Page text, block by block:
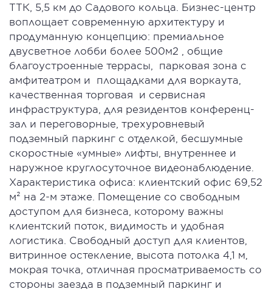
ТТК, 5,5 км до Садового кольца. Бизнес-центр
воплощает современную архитектуру и
продуманную концепцию: премиальное
двусветное лобби более 500м2 , общие
благоустроенные террасы, парковая зона с
амфитеатром и площадками для воркаута,
качественная торговая и сервисная
инфраструктура, для резидентов конференц-
зал и переговорные, трехуровневый
подземный паркинг с отделкой, бесшумные
скоростные «умные» лифты, внутреннее и
наружное круглосуточное видеонаблюдение.
Характеристика офиса: клиентский офис 69,52
м² на 2-м этаже. Помещение со свободным
доступом для бизнеса, которому важны
клиентский поток, видимость и удобная
логистика. Свободный доступ для клиентов,
витринное остекление, высота потолка 4,1 м,
мокрая точка, отличная просматриваемость со
стороны заезда в подземный паркинг и